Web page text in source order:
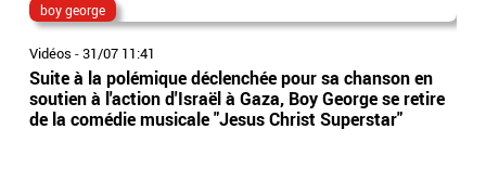
boy george
Vidéos -31/07 11:41
Suite à la polémique déclenchée pour sa chanson en
soutien à l'action d'Israël à Gaza, Boy George se retire
de la comédie musicale "Jesus Christ Superstar"